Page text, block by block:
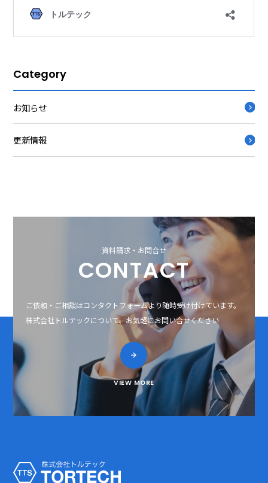
Category
お知らせ
更新情報
資料請求・お問合せ
CONTACT
ご依頼・ご相談はコンタクトフォームより随時受け付けています。
株式会社トルテックについて、お気軽にお問い合せください
VIEW MORE